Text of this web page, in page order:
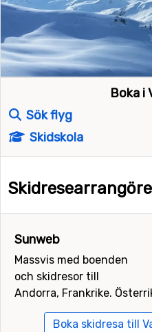
Boka i
Sök flyg
Skidskola
Sunweb
Massvis med boenden
och skidresor till
Andorra, Frankrike.
Boka skidresa till